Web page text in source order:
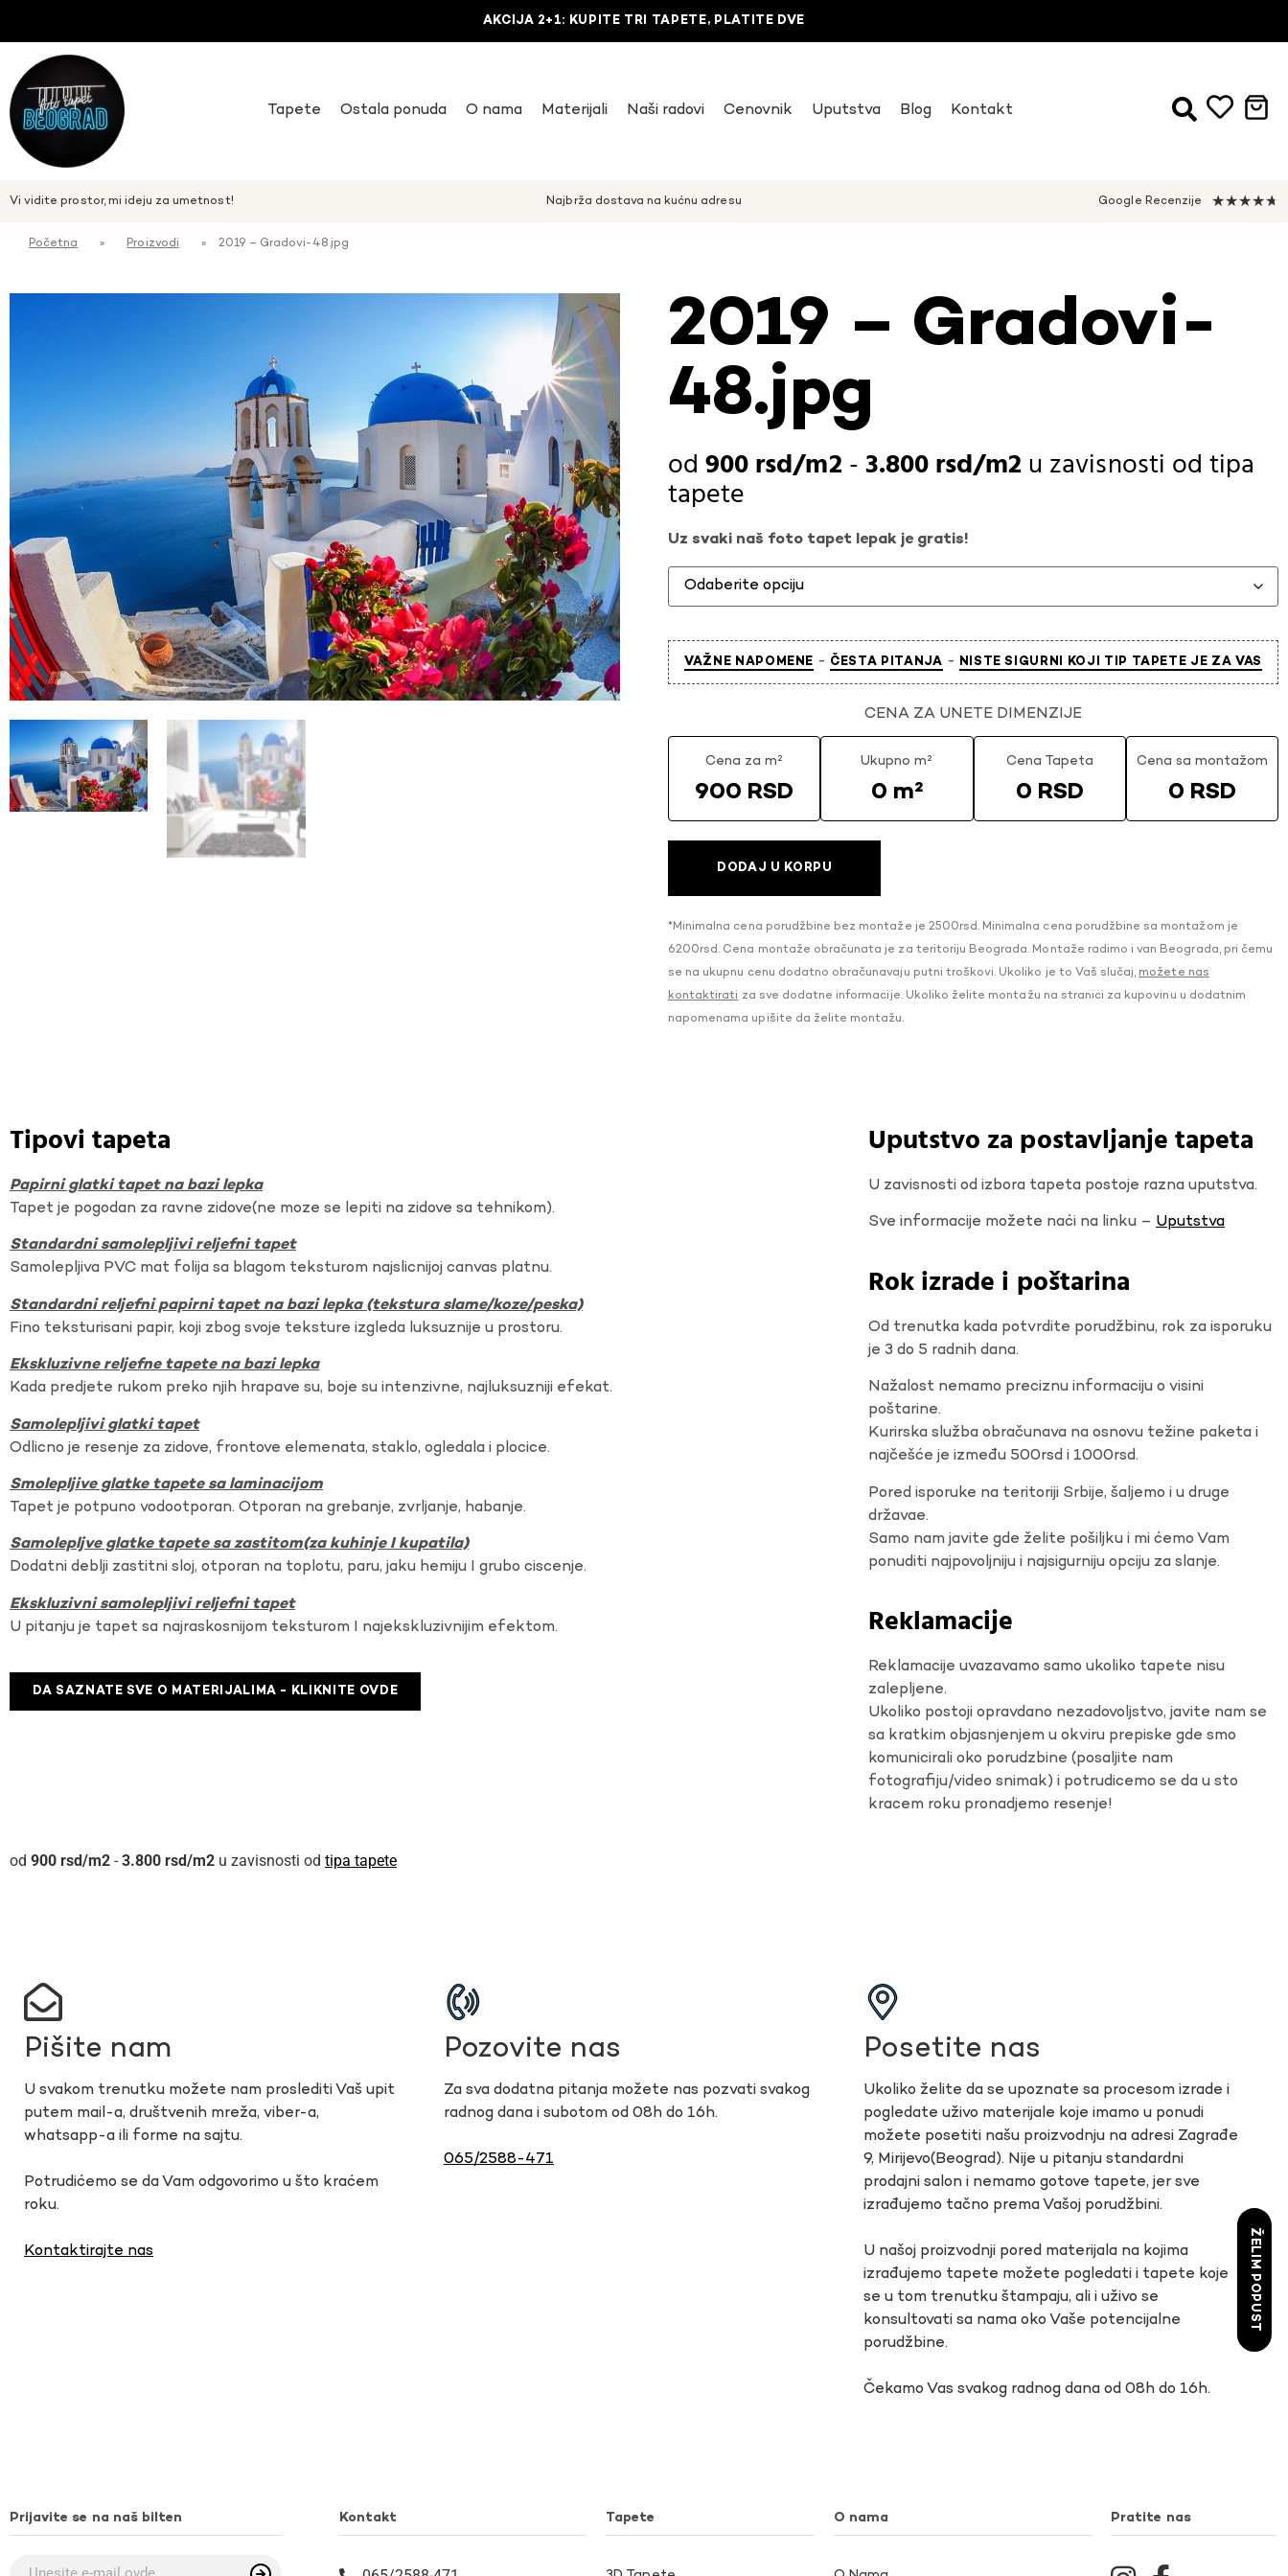
AKCIJA 2+1: KUPITE TRI TAPETE, PLATITE DVE
Tapete Ostala ponuda O nama Materijali Naši radovi Cenovnik Uputstva Blog Kontakt
Vi vidite prostor, mi ideju za umetnost! Najbrža dostava na kućnu adresu Google Recenzije ★★★★★
Početna » Proizvodi » 2019 – Gradovi-48.jpg
2019 – Gradovi-
48.jpg
900rsd -3.800rsd u zavisnosti od tipa
tapete
Uz svaki naš foto tapet lepak je gratis!
VAŽNE NAPOMENE - ČESTA PITANJA - NISTE SIGURNI KOJI TIP TAPETE JE ZA VAS
CENA ZA UNETE DIMENZIJE
Cena za m²
900 RSD
Ukupno m²
0 m²
Cena Tapeta
0 RSD
Cena sa montažom
0 RSD
DODAJ U KORPU
*Minimalna cena porudžbine bez montaže je 2500rsd. Minimalna cena porudžbine sa montažom je
6200rsd. Cena montaže obračunata je za teritoriju Beograda. Montaže radimo i van Beograda, pri čemu
se na ukupnu cenu dodatno obračunavaju putni troškovi. Ukoliko je to Vaš slučaj, možete nas
kontaktirati za sve dodatne informacije. Ukoliko želite montažu na stranici za kupovinu u dodatnim
napomenama upišite da želite montažu.
Tipovi tapeta
Papirni glatki tapet na bazi lepka
Tapet je pogodan za ravne zidove(ne moze se lepiti na zidove sa tehnikom).
Standardni samolepljivi reljefni tapet
Samolepljiva PVC mat folija sa blagom teksturom najslicnijoj canvas platnu.
Standardni reljefni papirni tapet na bazi lepka (tekstura slame/koze/peska)
Fino teksturisani papir, koji zbog svoje teksture izgleda luksuznije u prostoru.
Ekskluzivne reljefne tapete na bazi lepka
Kada predjete rukom preko njih hrapave su, boje su intenzivne, najluksuzniji efekat.
Samolepljivi glatki tapet
Odlicno je resenje za zidove, frontove elemenata, staklo, ogledala i plocice.
Smolepljive glatke tapete sa laminacijom
Tapet je potpuno vodootporan. Otporan na grebanje, zvrljanje, habanje.
Samolepljve glatke tapete sa zastitom(za kuhinje I kupatila)
Dodatni deblji zastitni sloj, otporan na toplotu, paru, jaku hemiju I grubo ciscenje.
Ekskluzivni samolepljivi reljefni tapet
U pitanju je tapet sa najraskosnijom teksturom I najekskluzivnijim efektom.
DA SAZNATE SVE O MATERIJALIMA - KLIKNITE OVDE
Uputstvo za postavljanje tapeta
U zavisnosti od izbora tapeta postoje razna uputstva.
Sve informacije možete naći na linku – Uputstva
Rok izrade i poštarina
Od trenutka kada potvrdite porudžbinu, rok za isporuku
je 3 do 5 radnih dana.
Nažalost nemamo preciznu informaciju o visini
poštarine.
Kurirska služba obračunava na osnovu težine paketa i
najčešće je između 500rsd i 1000rsd.
Pored isporuke na teritoriji Srbije, šaljemo i u druge
državae.
Samo nam javite gde želite pošiljku i mi ćemo Vam
ponuditi najpovoljniju i najsigurniju opciju za slanje.
Reklamacije
Reklamacije uvazavamo samo ukoliko tapete nisu
zalepljene.
Ukoliko postoji opravdano nezadovoljstvo, javite nam se
sa kratkim objasnjenjem u okviru prepiske gde smo
komunicirali oko porudzbine (posaljite nam
fotografiju/video snimak) i potrudicemo se da u sto
kracem roku pronadjemo resenje!
900 rsd - 3.800 rsd u zavisnosti od tipa tapete
Pišite nam
U svakom trenutku možete nam proslediti Vaš upit
putem mail-a, društvenih mreža, viber-a,
whatsapp-a ili forme na sajtu.
Potrudićemo se da Vam odgovorimo u što kraćem
roku.
Kontaktirajte nas
Pozovite nas
Za sva dodatna pitanja možete nas pozvati svakog
radnog dana i subotom od 08h do 16h.
065/2588-471
Posetite nas
Ukoliko želite da se upoznate sa procesom izrade i
pogledate uživo materijale koje imamo u ponudi
možete posetiti našu proizvodnju na adresi Zagrađe
9, Mirijevo(Beograd). Nije u pitanju standardni
prodajni salon i nemamo gotove tapete, jer sve
izrađujemo tačno prema Vašoj porudžbini.
U našoj proizvodnji pored materijala na kojima
izrađujemo tapete možete pogledati i tapete koje
se u tom trenutku štampaju, ali i uživo se
konsultovati sa nama oko Vaše potencijalne
porudžbine.
Čekamo Vas svakog radnog dana od 08h do 16h.
Prijavite se na naš bilten Kontakt Tapete O nama Pratite nas
ŽELIM POPUST